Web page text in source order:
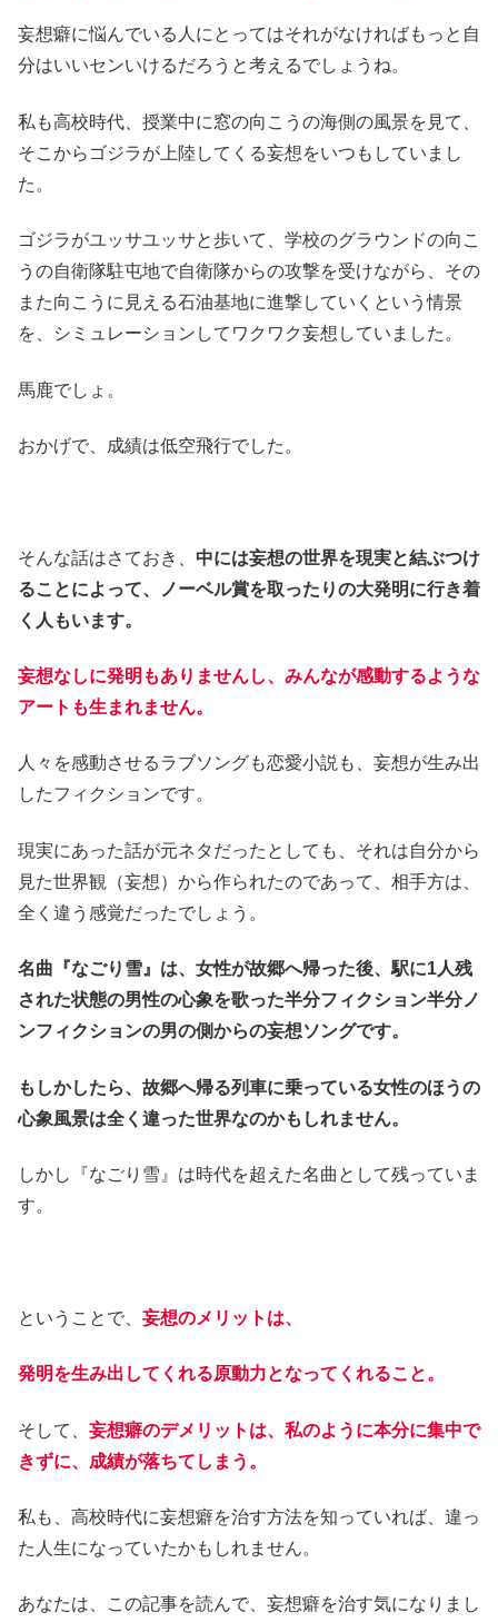
妄想癖に悩んでいる人にとってはそれがなければもっと自
分はいいセンいけるだろうと考えるでしょうね。
私も高校時代、授業中に窓の向こうの海側の風景を見て、
そこからゴジラが上陸してくる妄想をいつもしていまし
た。
ゴジラがユッサユッサと歩いて、学校のグラウンドの向こ
うの自衛隊駐屯地で自衛隊からの攻撃を受けながら、その
また向こうに見える石油基地に進撃していくという情景
を、シミュレーションしてワクワク妄想していました。
馬鹿でしょ。
おかげで、成績は低空飛行でした。
そんな話はさておき、 中には妄想の世界を現実と結ぶつけ
ることによって、ノーベル賞を取ったりの大発明に行き着
く人もいます。
妄想なしに発明もありませんし、みんなが感動するような
アートも生まれません。
人々を感動させるラブソングも恋愛小説も、妄想が生み出
したフィクションです。
現実にあった話が元ネタだったとしても、それは自分から
見た世界観（妄想）から作られたのであって、相手方は、
全く違う感覚だったでしょう。
名曲『なごり雪』は、女性が故郷へ帰った後、駅に1人残
された状態の男性の心象を歌った半分フィクション半分ノ
ンフィクションの男の側からの妄想ソングです。
もしかしたら、故郷へ帰る列車に乗っている女性のほうの
心象風景は全く違った世界なのかもしれません。
しかし『なごり雪』は時代を超えた名曲として残っていま
す。
ということで、 妄想のメリットは、
発明を生み出してくれる原動力となってくれること。
そして、 妄想癖のデメリットは、私のように本分に集中で
きずに、成績が落ちてしまう。
私も、高校時代に妄想癖を治す方法を知っていれば、違っ
た人生になっていたかもしれません。
あなたは、この記事を読んで、妄想癖を治す気になりまし